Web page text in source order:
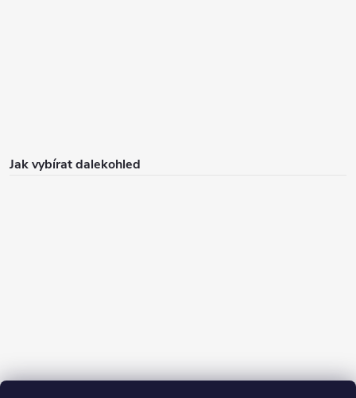
Jak vybírat dalekohled